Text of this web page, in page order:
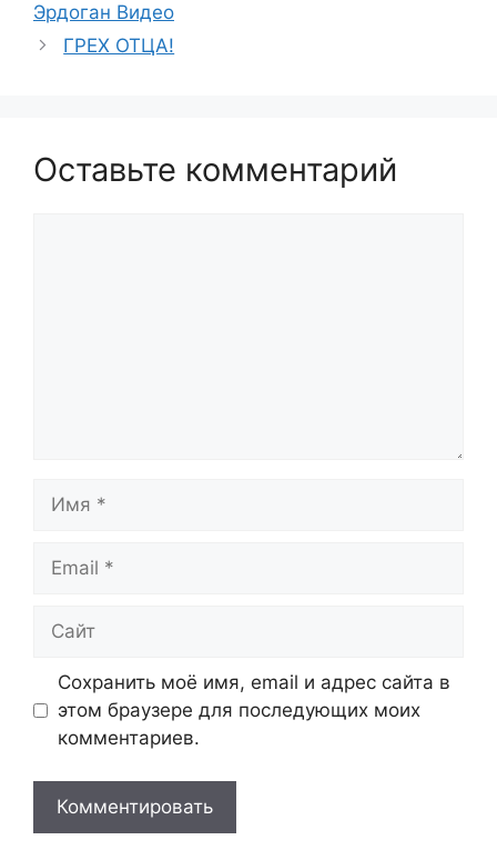
Эрдоган Видео
ГРЕХ ОТЦА!
Оставьте комментарий
Имя
Email
Сайт
Сохранить моё имя, email и адрес сайта в
этом браузере для последующих моих
комментариев.